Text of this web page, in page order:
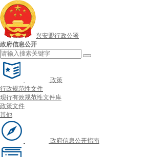
兴安盟行政公署
政府信息公开
政策
行政规范性文件
现行有效规范性文件库
政策文件
其他
政府信息公开指南